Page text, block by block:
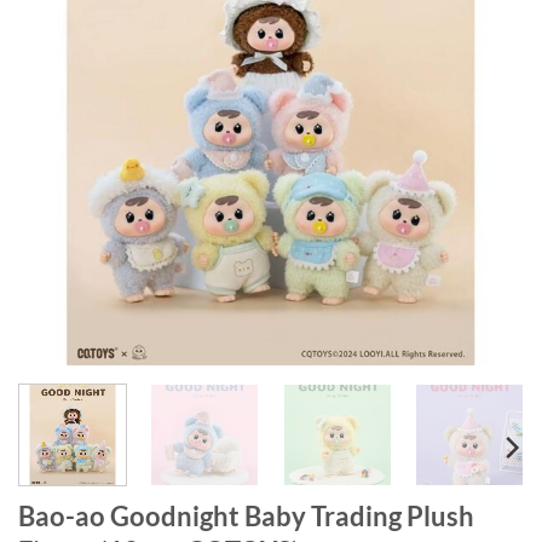
Bao-ao Goodnight Baby Trading Plush